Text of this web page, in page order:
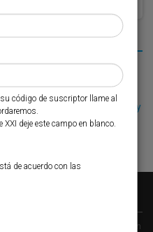
ro-pax
entre los puertos de Bilbao y
plataformas en su red
Abroñigal
del transporte y la logística en
código de suscriptor llame al
deje este campo en blanco.
de acuerdo con las